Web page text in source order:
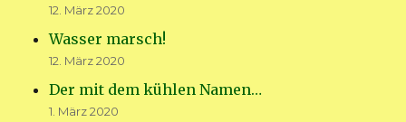
12. März 2020
Wasser marsch!
12. März 2020
Der mit dem kühlen Namen…
1. März 2020